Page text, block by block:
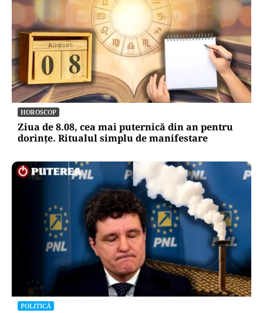
HOROSCOP
Ziua de 8.08, cea mai puternică din an pentru
dorințe. Ritualul simplu de manifestare
POLITICĂ